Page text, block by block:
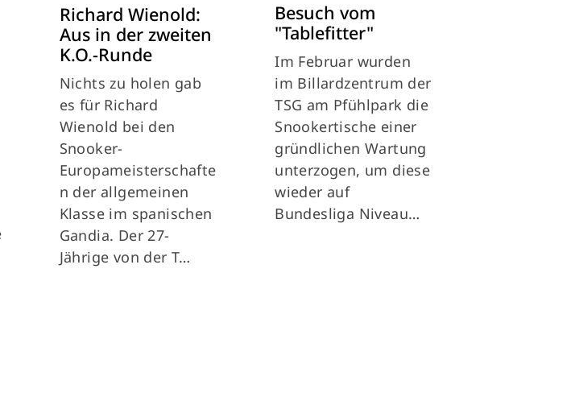
Richard Wienold:
Aus in der zweiten
K.O.-Runde
Nichts zu holen gab
es für Richard
Wienold bei den
Snooker-
Europameisterschafte
n der allgemeinen
Klasse im spanischen
Gandia. Der 27-
Jährige von der T…
Besuch vom
"Tablefitter"
Im Februar wurden
im Billardzentrum der
TSG am Pfühlpark die
Snookertische einer
gründlichen Wartung
unterzogen, um diese
wieder auf
Bundesliga Niveau…